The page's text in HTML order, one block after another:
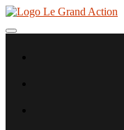
Aller
contenu
Toggle navigation